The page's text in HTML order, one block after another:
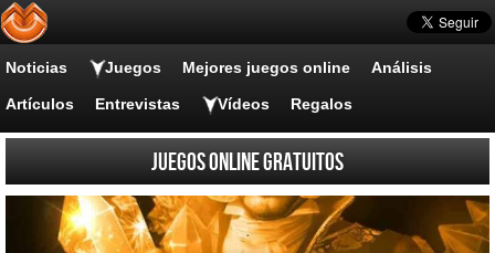
Noticias Juegos Mejores juegos online Análisis
Artículos Entrevistas Vídeos Regalos
Juegos online gratuitos